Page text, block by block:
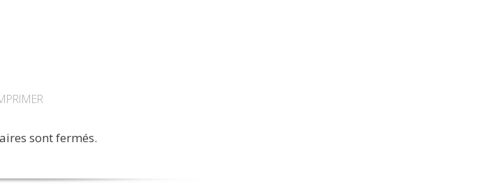
sont fermés.